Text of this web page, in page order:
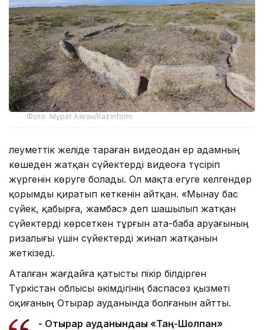
Фото: Мұрат Аяған/Kazinform
Әлеуметтік желіде тараған видеодан ер адамның
көшеден жатқан сүйектерді видеоға түсіріп
жүргенін көруге болады. Ол мақта егуге келгендер
қорымды қиратып кеткенін айтқан. «Мынау бас
сүйек, қабырға, жамбас» деп шашылып жатқан
сүйектерді көрсеткен тұрғын ата-баба аруағының
ризалығы үшін сүйектерді жинап жатқанын
жеткізеді.
Аталған жағдайға қатысты пікір білдірген
Түркістан облысы әкімдігінің баспасөз қызметі
оқиғаның Отырар ауданында болғанын айтты.
- Отырар ауданындағы «Таң-Шолпан»